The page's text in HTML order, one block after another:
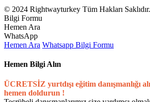
© 2024 Rightwayturkey Tüm Hakları Saklıdır.
Bilgi Formu
Hemen Ara
WhatsApp
Hemen Ara Whatsapp Bilgi Formu
Hemen Bilgi Alın
ÜCRETSİZ yurtdışı eğitim danışmanlığı
hemen doldurun !